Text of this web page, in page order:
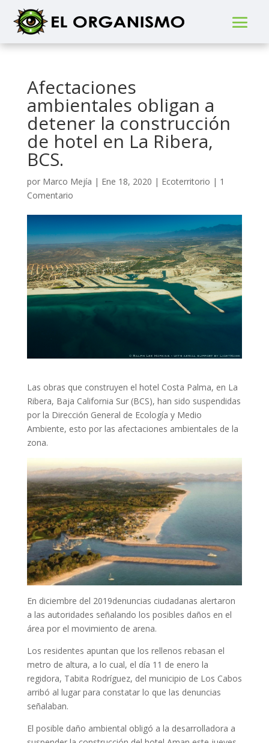
Afectaciones
ambientales obligan a
detener la construcción
de hotel en La Ribera,
BCS.
por Marco Mejía | Ene 18, 2020 | Ecoterritorio | 1
Comentario
Las obras que construyen el hotel Costa Palma, en La
Ribera, Baja California Sur (BCS), han sido suspendidas
por la Dirección General de Ecología y Medio
Ambiente, esto por las afectaciones ambientales de la
zona.
En diciembre del 2019denuncias ciudadanas alertaron
a las autoridades señalando los posibles daños en el
área por el movimiento de arena.
Los residentes apuntan que los rellenos rebasan el
metro de altura, a lo cual, el día 11 de enero la
regidora, Tabita Rodríguez, del municipio de Los Cabos
arribó al lugar para constatar lo que las denuncias
señalaban.
El posible daño ambiental obligó a la desarrolladora a